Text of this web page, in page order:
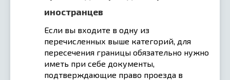
иностранцев
Если вы входите в одну из
перечисленных выше категорий, для
пересечения границы обязательно нужно
иметь при себе документы,
подтверждающие право проезда в